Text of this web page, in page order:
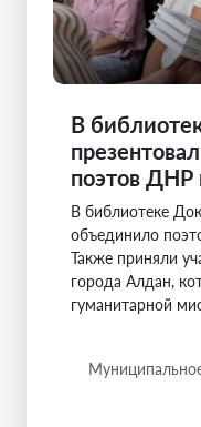
В
поэтов ДНР
В библиотеке
объединило
Также приняли
города Алдан,
гуманитарной